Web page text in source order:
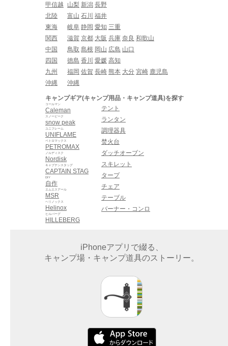
甲信越
山梨 新潟 長野
北陸
富山 石川 福井
東海
岐阜 静岡 愛知 三重
関西
滋賀 京都 大阪 兵庫 奈良 和歌山
中国
鳥取 島根 岡山 広島 山口
四国
徳島 香川 愛媛 高知
九州
福岡 佐賀 長崎 熊本 大分 宮崎 鹿児島
沖縄
沖縄
キャンプギア(キャンプ用品・キャンプ道具)を探す
Caleman
コールマン
snow peak
スノーピーク
UNIFLAME
ユニフレーム
PETROMAX
ペトロマックス
Nordisk
ノルディスク
CAPTAIN STAG
キャプテンスタッグ
自作
DIY
MSR
エムエスアール
Helinox
ヘリノックス
HILLEBERG
ヒルバーグ
テント
ランタン
調理器具
焚火台
ダッチオーブン
スキレット
タープ
チェア
テーブル
バーナー・コンロ
iPhoneアプリで綴る、
キャンプ場・キャンプ道具のストーリー。